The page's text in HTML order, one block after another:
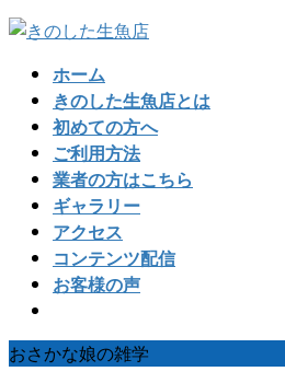
コ
ナ
ホーム
きのした生魚店とは
初めての方へ
ご利用方法
業者の方はこちら
ギャラリー
アクセス
コンテンツ配信
お客様の声
おさかな娘の雑学